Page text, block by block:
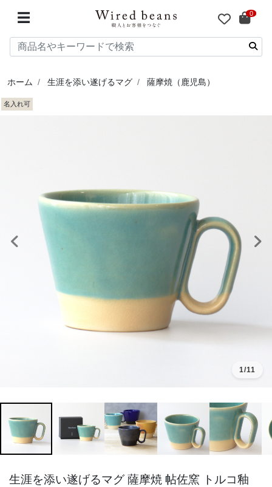
☰ 0
ホーム 生涯を添い遂げるマグ 薩摩焼（鹿児島）
名入れ可
前へ
1/11
生涯を添い遂げるマグ 薩摩焼 帖佐窯 トルコ釉